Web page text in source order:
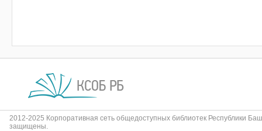
2012-2025 Корпоративная сеть общедоступных библиотек Республики
защищены.